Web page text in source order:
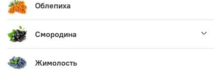
Облепиха
Смородина
Жимолость